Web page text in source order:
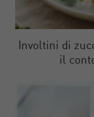
Involtini di
il